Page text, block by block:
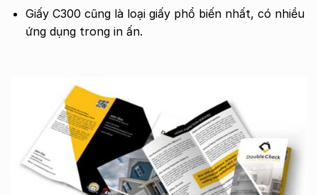
Giấy C300 cũng là loại giấy phổ biến nhất, có nhiều
ứng dụng trong in ấn.